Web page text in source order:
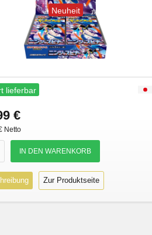
Neuheit
lieferbar
€
Netto
Zur Produktseite